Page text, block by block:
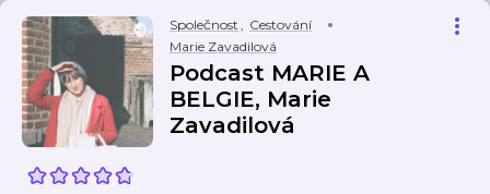
Společnost , Cestování
Marie Zavadilová
Podcast MARIE A
BELGIE, Marie
Zavadilová